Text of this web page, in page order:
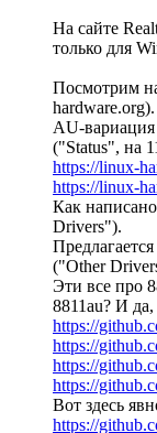
На сайте
только для
Посмотрим
hardware.org).
AU-вариация
("Status", на
https://linux-
https://linux-
Как
Drivers").
("Other
Эти все про
8811au? И
https://
https://
https://
https://
Вот здесь
https://